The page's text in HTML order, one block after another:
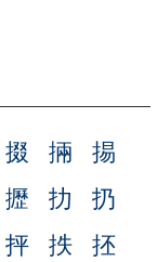
掇 掚
掦
攊 扐
扔
抨 抶
抷